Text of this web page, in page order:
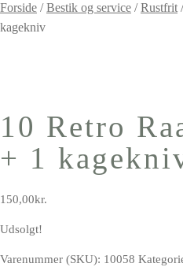
Forside /Bestik og service /Rustfrit
kagekniv
10 Retro
+ 1
150,00kr.
Udsolgt!
Varenummer (SKU): 10058